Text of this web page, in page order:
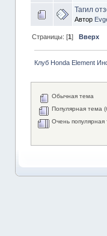
Тагил
Автор
Страницы: [1] Вверх
Клуб Honda Element
Обычная тема
Популярная тема
Очень популярная